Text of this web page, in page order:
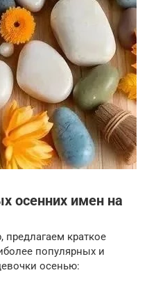
осенних имен на
краткое
популярных и
осенью: